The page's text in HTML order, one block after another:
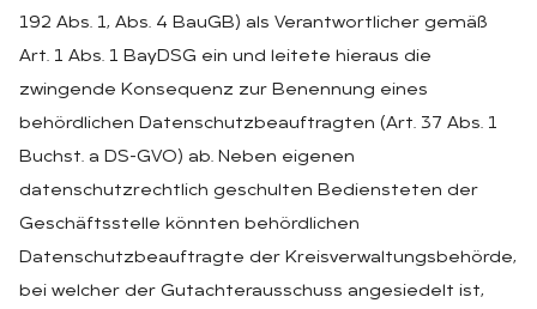
192 Abs. 1, Abs. 4 BauGB) als Verantwortlicher gemäß
Art. 1 Abs. 1 BayDSG ein und leitete hieraus die
zwingende Konsequenz zur Benennung eines
behördlichen Datenschutzbeauftragten (Art. 37 Abs. 1
Buchst. a DS-GVO) ab. Neben eigenen
datenschutzrechtlich geschulten Bediensteten der
Geschäftsstelle könnten behördlichen
Datenschutzbeauftragte der Kreisverwaltungsbehörde,
bei welcher der Gutachterausschuss angesiedelt ist,